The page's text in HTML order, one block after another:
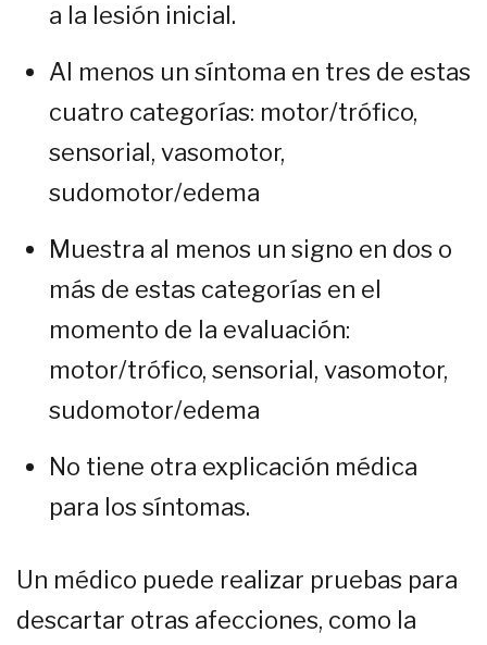
a la lesión inicial.
Al menos un síntoma en tres de estas
cuatro categorías: motor/trófico,
sensorial, vasomotor,
sudomotor/edema
Muestra al menos un signo en dos o
más de estas categorías en el
momento de la evaluación:
motor/trófico, sensorial, vasomotor,
sudomotor/edema
No tiene otra explicación médica
para los síntomas.
Un médico puede realizar pruebas para
descartar otras afecciones, como la